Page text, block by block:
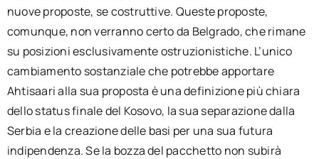
nuove proposte, se costruttive. Queste proposte,
comunque, non verranno certo da Belgrado, che rimane
su posizioni esclusivamente ostruzionistiche. L’unico
cambiamento sostanziale che potrebbe apportare
Ahtisaari alla sua proposta è una definizione più chiara
dello status finale del Kosovo, la sua separazione dalla
Serbia e la creazione delle basi per una sua futura
indipendenza. Se la bozza del pacchetto non subirà